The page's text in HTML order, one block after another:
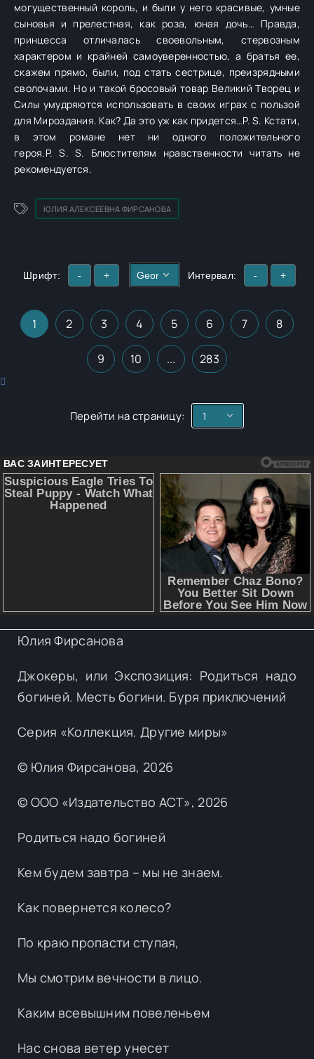
могущественный король, и были у него красивые, умные
сыновья и прелестная, как роза, юная дочь… Правда,
принцесса отличалась своевольным, стервозным
характером и крайней самоуверенностью, а братья ее,
скажем прямо, были, под стать сестрице, преизрядными
сволочами. Но и такой бросовый товар Великий Творец и
Силы умудряются использовать в своих играх с пользой
для Мироздания. Как? Да это уж как придется…P. S. Кстати,
в этом романе нет ни одного положительного
героя.P. S. S. Блюстителям нравственности читать не
рекомендуется.
ЮЛИЯ АЛЕКСЕЕВНА ФИРСАНОВА
Шрифт: - + Интервал: - +
1 2 3 4 5 6 7 8
9 10 ... 283
Перейти на страницу:
Юлия Фирсанова
Джокеры, или Экспозиция: Родиться надо
богиней. Месть богини. Буря приключений
Серия «Коллекция. Другие миры»
© Юлия Фирсанова, 2026
© ООО «Издательство АСТ», 2026
Родиться надо богиней
Кем будем завтра – мы не знаем.
Как повернется колесо?
По краю пропасти ступая,
Мы смотрим вечности в лицо.
Каким всевышним повеленьем
Нас снова ветер унесет